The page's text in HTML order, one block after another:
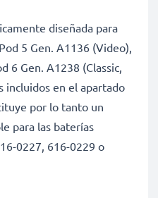
diseñada para
5 Gen. A1136 (Video),
6 Gen. A1238 (Classic,
incluidos en el apartado
por lo tanto un
para las baterías
0227, 616-0229 o